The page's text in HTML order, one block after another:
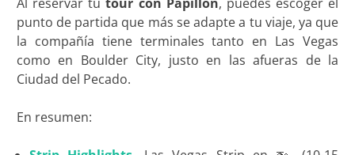
punto de partida que más se adapte a tu viaje, ya que
la compañía tiene terminales tanto en Las Vegas
como en Boulder City, justo en las afueras de la
Ciudad del Pecado.
En resumen: